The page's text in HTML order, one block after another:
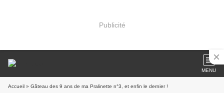
Publicité
MENU
Accueil » Gâteau des 9 ans de ma Pralinette n°3, et enfin le dernier !